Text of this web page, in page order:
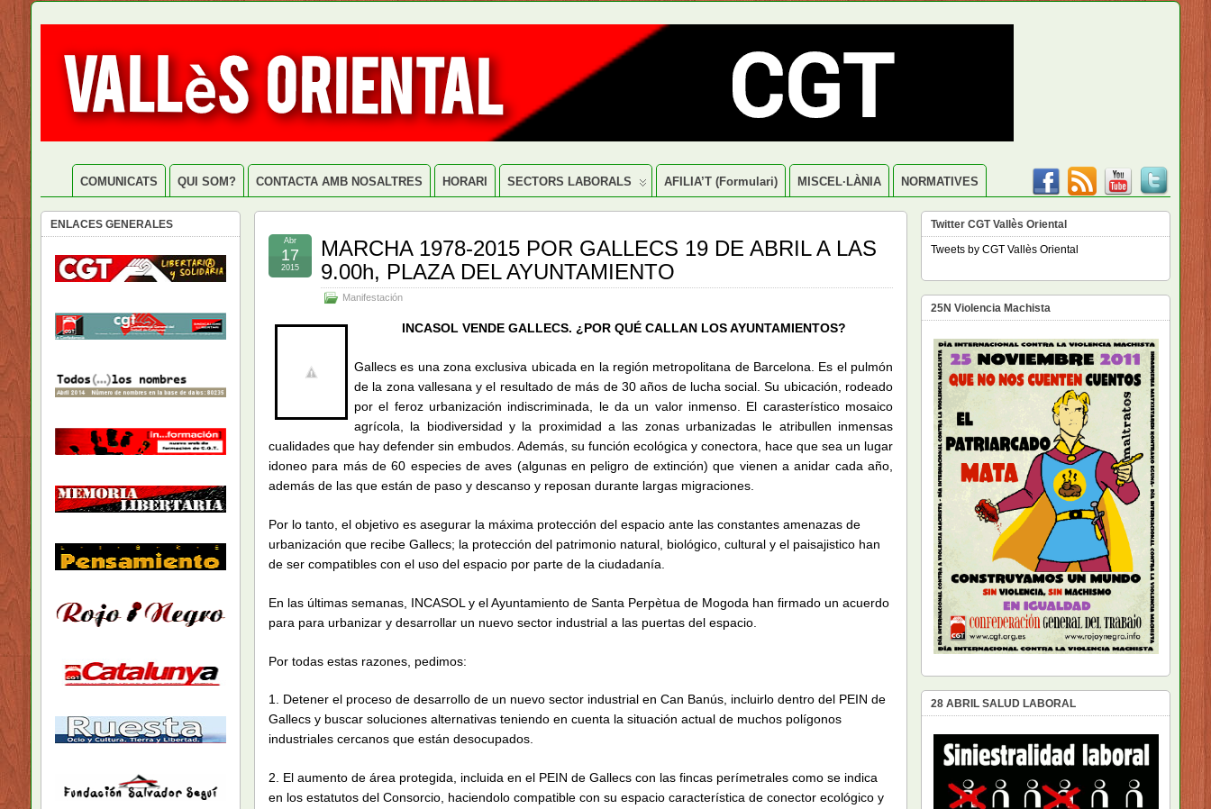
COMUNICATS QUI SOM? CONTACTA AMB NOSALTRES HORARI SECTORS LABORALS AFILIA’T (formulari) MISCEL·LÀNIA NORMATIVES
MARCHA 1978-2015 POR GALLECS 19 DE ABRIL A LAS
9.00h, PLAZA DEL AYUNTAMIENTO
Manifestación
Abr
17
2015
INCASOL VENDE GALLECS. ¿POR QUÉ CALLAN LOS AYUNTAMIENTOS?
Gallecs es una zona exclusiva ubicada en la región metropolitana de Barcelona. Es el pulmón
de la zona vallesana y el resultado de más de 30 años de lucha social. Su ubicación, rodeado
por el feroz urbanización indiscriminada, le da un valor inmenso. El carasterístico mosaico
agrícola, la biodiversidad y la proximidad a las zonas urbanizadas le atribullen inmensas
cualidades que hay defender sin embudos. Además, su función ecológica y conectora, hace que sea un lugar
idoneo para más de 60 especies de aves (algunas en peligro de extinción) que vienen a anidar cada año,
además de las que están de paso y descanso y reposan durante largas migraciones.
Por lo tanto, el objetivo es asegurar la máxima protección del espacio ante las constantes amenazas de
urbanización que recibe Gallecs; la protección del patrimonio natural, biológico, cultural y el paisajistico han
de ser compatibles con el uso del espacio por parte de la ciudadanía.
En las últimas semanas, INCASOL y el Ayuntamiento de Santa Perpètua de Mogoda han firmado un acuerdo
para para urbanizar y desarrollar un nuevo sector industrial a las puertas del espacio.
Por todas estas razones, pedimos:
1. Detener el proceso de desarrollo de un nuevo sector industrial en Can Banús, incluirlo dentro del PEIN de
Gallecs y buscar soluciones alternativas teniendo en cuenta la situación actual de muchos polígonos
industriales cercanos que están desocupados.
2. El aumento de área protegida, incluida en el PEIN de Gallecs con las fincas perímetrales como se indica
en los estatutos del Consorcio, haciendolo compatible con su espacio característica de conector ecológico y
ENLACES GENERALES
Twitter CGT Vallès Oriental
Tweets by CGT Vallès Oriental
25N Violencia Machista
28 ABRIL SALUD LABORAL